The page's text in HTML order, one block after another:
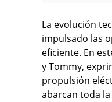
La evolución
impulsado las
eficiente. En
y Tommy,
propulsión
abarcan toda la